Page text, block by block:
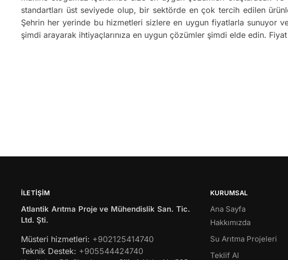
standartları üst seviyede olup, bir sektörde en çok tercih edilen
Şehrin her yerinde bu hizmetleri sizlere en uygun fiyatlarla sunuyor
şimdi arayarak ihtiyaçlarınıza en uygun çözümler şimdi elde edin.
İLETIŞIM
Atlantik Arıtma Proje ve Mühendislik San. Tic.
Ltd. Şti.
Müsteri hizmetleri: +902125414740
Teknik Destek: +905544424740
KURUMSAL
Ana Sayfa
Hakkımızda
Su Arıtma Projeleri
Teklif Al